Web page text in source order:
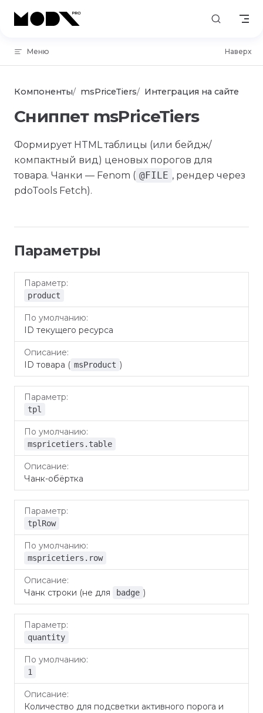
Skip to content
Меню Наверх
Компоненты msPriceTiers Интеграция на сайте
Сниппет msPriceTiers
Формирует HTML таблицы (или бейдж/
компактный вид) ценовых порогов для
товара. Чанки — Fenom ( @FILE , рендер через
pdoTools Fetch).
Параметры
Параметр
product
ID текущего ресурса
ID товара ( msProduct )
tpl
mspricetiers.table
Чанк-обёртка
tplRow
mspricetiers.row
Чанк строки (не для badge )
quantity
1
Количество для подсветки активного порога и